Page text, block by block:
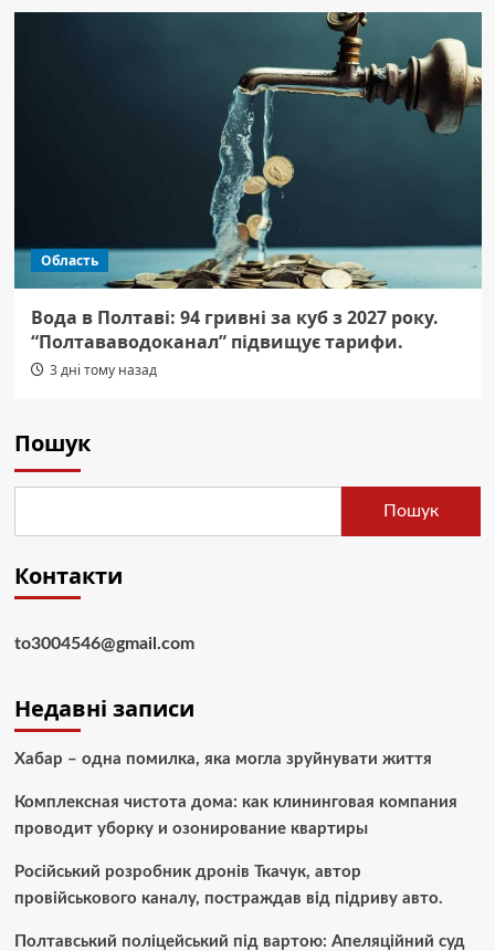
Область
Вода в Полтаві: 94 гривні за куб з 2027 року.
“Полтававодоканал” підвищує тарифи.
3 дні тому назад
Пошук
Пошук
Контакти
to3004546@gmail.com
Недавні записи
Хабар – одна помилка, яка могла зруйнувати життя
Комплексная чистота дома: как клининговая компания
проводит уборку и озонирование квартиры
Російський розробник дронів Ткачук, автор
провійськового каналу, постраждав від підриву авто.
Полтавський поліцейський під вартою: Апеляційний суд